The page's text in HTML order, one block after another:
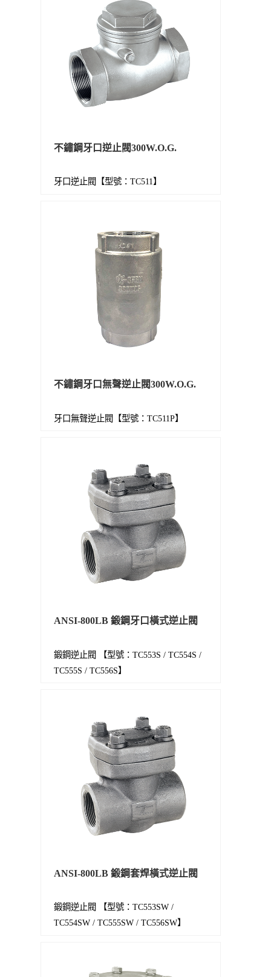
不鏽鋼牙口逆止閥300W.O.G.
牙口逆止閥【型號：TC511】
不鏽鋼牙口無聲逆止閥300W.O.G.
牙口無聲逆止閥【型號：TC511P】
ANSI-800LB 鍛鋼牙口橫式逆止閥
鍛鋼逆止閥 【型號：TC553S / TC554S /
TC555S / TC556S】
ANSI-800LB 鍛鋼套焊橫式逆止閥
鍛鋼逆止閥 【型號：TC553SW /
TC554SW / TC555SW / TC556SW】